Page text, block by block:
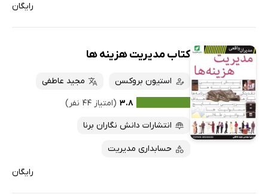
رایگان
کتاب مدیریت هزینه ها
استیون بروکسن
مجید عاطفی
۳.۸ (امتیاز ۴۴ نفر)
انتشارات دانش نگاران برنا
حسابداری مدیریت
رایگان